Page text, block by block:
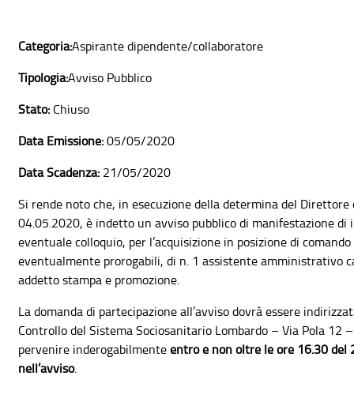
Categoria:Aspirante dipendente/collaboratore
Tipologia:Avviso Pubblico
Stato: Chiuso
Data Emissione:05/05/2020
Data Scadenza: 21/05/2020
Si rende noto che, in esecuzione della determina del Direttore
04.05.2020, è indetto un avviso pubblico di manifestazione di
eventuale colloquio, per l’acquisizione in posizione di
eventualmente prorogabili, di n. 1 assistente amministrativo
addetto stampa e promozione.
La domanda di partecipazione all’avviso dovrà essere
Controllo del Sistema Sociosanitario Lombardo – Via Pola 12
pervenire inderogabilmenteentro e non oltre le ore 16.30 del
nell’avviso.